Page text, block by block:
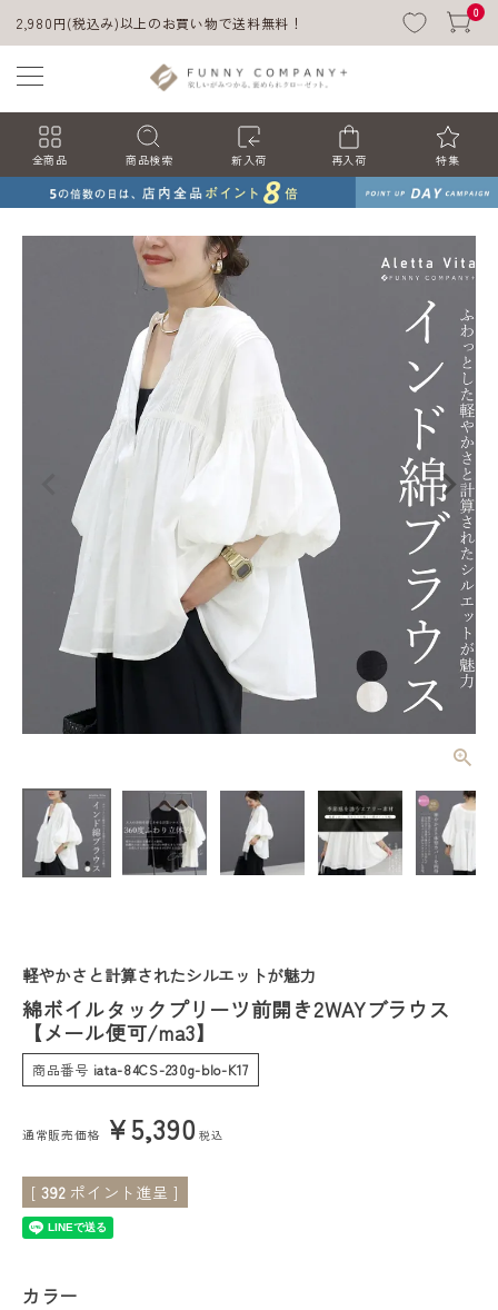
2,980円(税込み)以上のお買い物で送料無料！
0
全商品 商品検索 新入荷 再入荷 特集
ACCOUNT MENU
ようこそ ゲスト 様
ログイン 会員登録
開き2WAYブ
3】
5,390(税込)
レディーストップス
会員ステージ特典プログラムについて
軽やかさと計算されたシルエットが魅力
綿ボイルタックプリーツ前開き2WAYブラウス
【メール便可/ma3】
商品番号 iata-84CS-230g-blo-K17
通常販売価格 ¥5,390 税込
[ 392 ポイント進呈 ]
カラー